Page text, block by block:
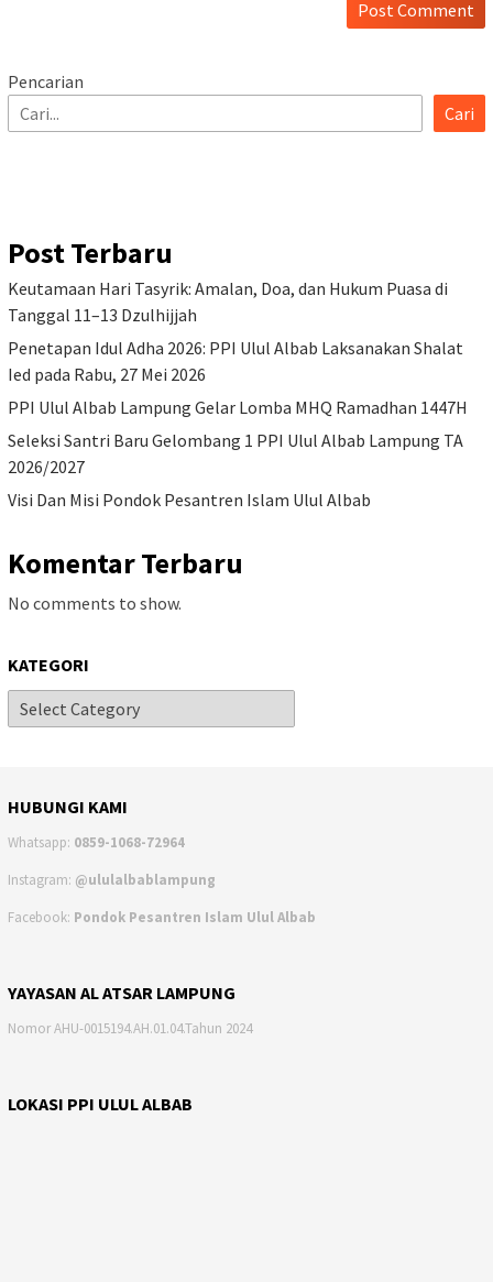
Pencarian
Cari
Post Terbaru
Keutamaan Hari Tasyrik: Amalan, Doa, dan Hukum Puasa di
Tanggal 11–13 Dzulhijjah
Penetapan Idul Adha 2026: PPI Ulul Albab Laksanakan Shalat
Ied pada Rabu, 27 Mei 2026
PPI Ulul Albab Lampung Gelar Lomba MHQ Ramadhan 1447H
Seleksi Santri Baru Gelombang 1 PPI Ulul Albab Lampung TA
2026/2027
Visi Dan Misi Pondok Pesantren Islam Ulul Albab
Komentar Terbaru
No comments to show.
KATEGORI
HUBUNGI KAMI
Whatsapp: 0859-1068-72964
Instagram: @ululalbablampung
Facebook: Pondok Pesantren Islam Ulul Albab
YAYASAN AL ATSAR LAMPUNG
Nomor AHU-0015194.AH.01.04.Tahun 2024
LOKASI PPI ULUL ALBAB